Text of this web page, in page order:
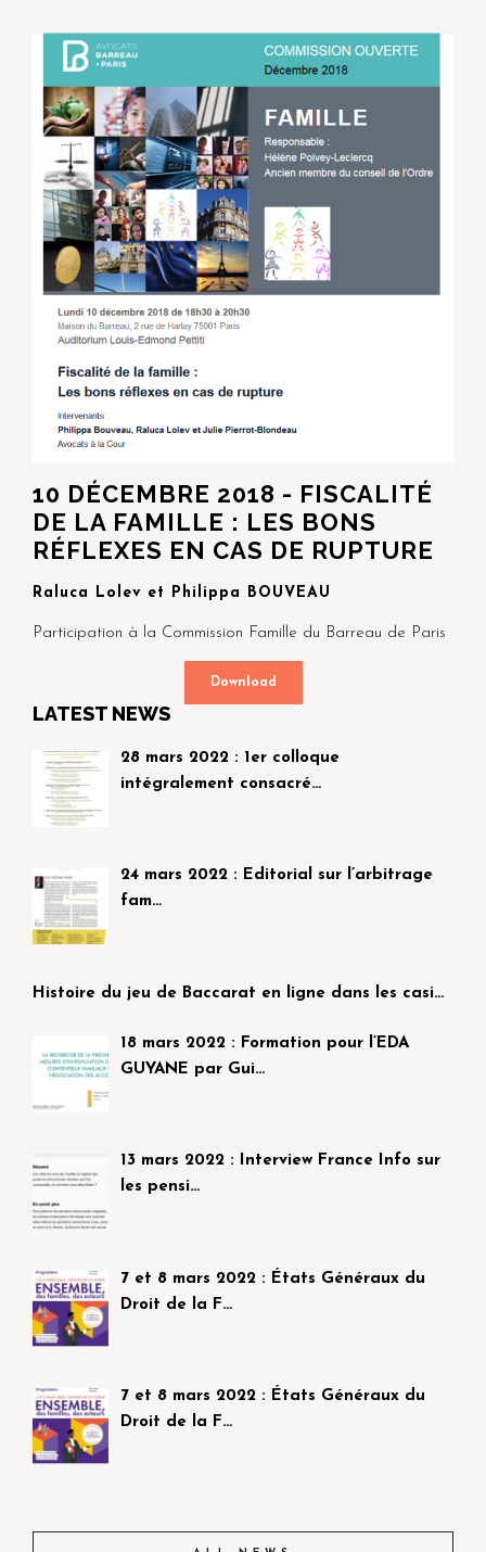
10 DÉCEMBRE 2018 - FISCALITÉ
DE LA FAMILLE : LES BONS
RÉFLEXES EN CAS DE RUPTURE
Raluca Lolev et Philippa BOUVEAU
Participation à la Commission Famille du Barreau de Paris
Download
LATEST NEWS
28 mars 2022 : 1er colloque
intégralement consacré…
24 mars 2022 : Editorial sur l’arbitrage
fam…
Histoire du jeu de Baccarat en ligne dans les casi…
18 mars 2022 : Formation pour l’EDA
GUYANE par Gui…
13 mars 2022 : Interview France Info sur
les pensi…
7 et 8 mars 2022 : États Généraux du
Droit de la F…
7 et 8 mars 2022 : États Généraux du
Droit de la F…